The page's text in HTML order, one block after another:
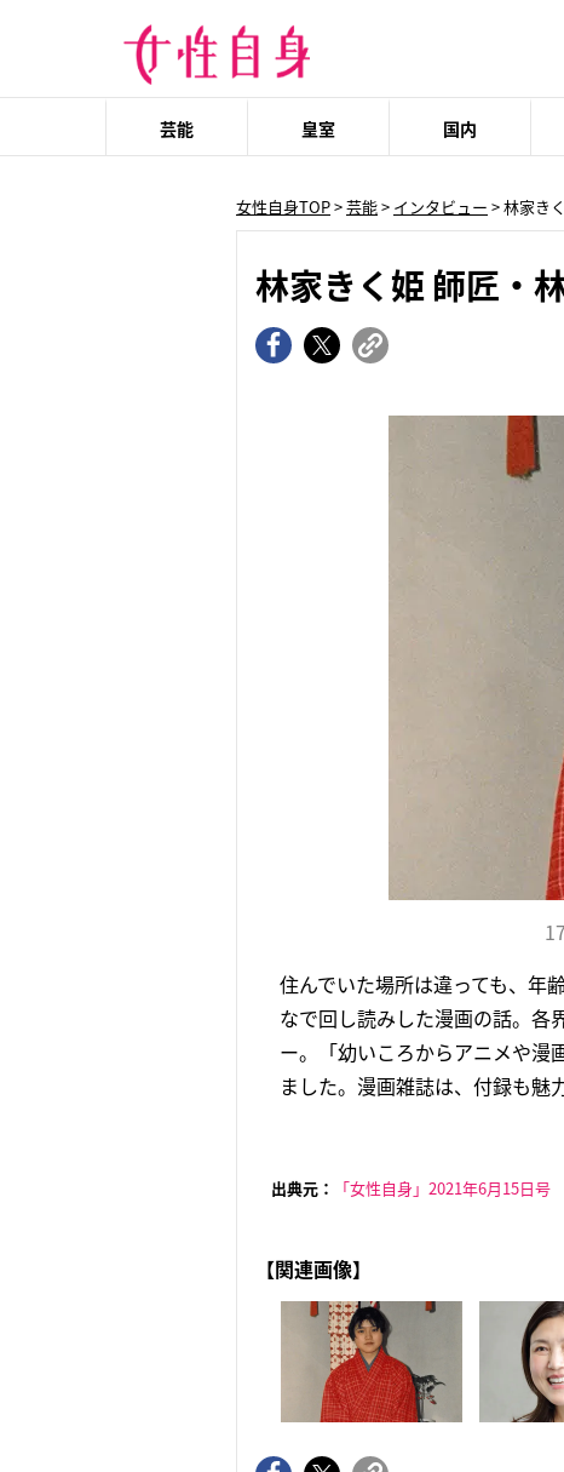
芸能 皇室 国内
女性自身TOP>芸能> インタビュー > 林家き
林家きく姫 師匠・
住んでいた場所は違っても、年
なで回し読みした漫画の話。各
ー。「幼いころからアニメや漫
ました。漫画雑誌は、付録も魅
出典元： 「女性自身」2021年6月15日号
【関連画像】